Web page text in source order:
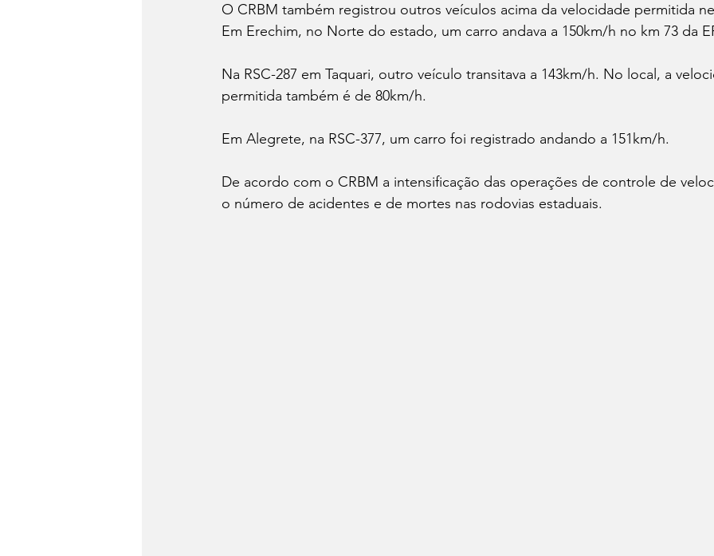
O CRBM também registrou outros veículos acima da velocidade permitida
Em Erechim, no Norte do estado, um carro andava a 150km/h no km 73 da
Na RSC-287 em Taquari, outro veículo transitava a 143km/h. No local, a
permitida também é de 80km/h.
Em Alegrete, na RSC-377, um carro foi registrado andando a 151km/h.
De acordo com o CRBM a intensificação das operações de controle de
o número de acidentes e de mortes nas rodovias estaduais.